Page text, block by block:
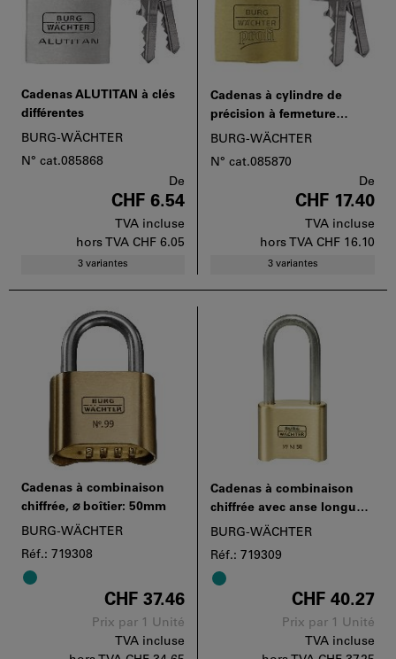
Cadenas ALUTITAN à clés
différentes
BURG-WÄCHTER
N° cat.085868
De
CHF 6.54
TVA incluse
hors TVA CHF 6.05
3 variantes
Cadenas à cylindre de
précision à fermeture
universelle (clés
BURG-WÄCHTER
N° cat.085870
De
CHF 17.40
TVA incluse
hors TVA CHF 16.10
3 variantes
Cadenas à combinaison
chiffrée, ⌀ boîtier: 50mm
BURG-WÄCHTER
Réf.: 719308
CHF 37.46
Prix par 1 Unité
TVA incluse
Cadenas à combinaison
chiffrée avec anse longue,
⌀ boîtier: 50mm
BURG-WÄCHTER
Réf.: 719309
CHF 40.27
Prix par 1 Unité
TVA incluse